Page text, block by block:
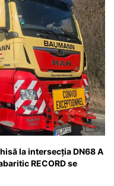
la intersecția DN68 A
RECORD se